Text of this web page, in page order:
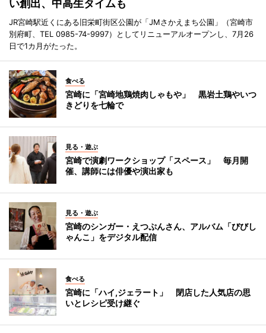
い創出、中高生タイムも
JR宮崎駅近くにある旧栄町街区公園が「JMさかえまち公園」（宮崎市
別府町、TEL 0985-74-9997）としてリニューアルオープンし、7月26
日で1カ月がたった。
食べる
宮崎に「宮崎地鶏焼肉しゃもや」 黒岩土鶏やいつ
きどりを七輪で
見る・遊ぶ
宮崎で演劇ワークショップ「スペース」 毎月開
催、講師には俳優や演出家も
見る・遊ぶ
宮崎のシンガー・えつぷんさん、アルバム「びびし
ゃんこ」をデジタル配信
食べる
宮崎に「ハイ,ジェラート」 閉店した人気店の思
いとレシピ受け継ぐ